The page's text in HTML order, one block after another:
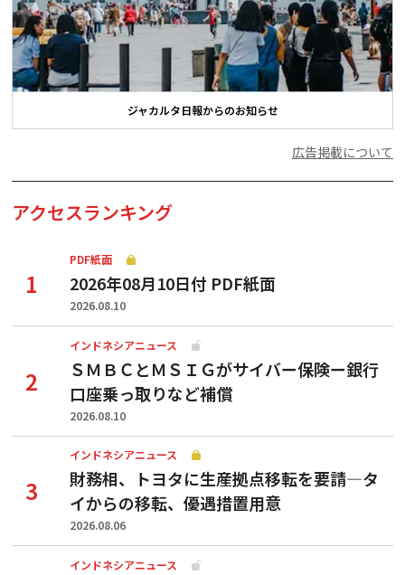
ジャカルタ日報からのお知らせ
広告掲載について
アクセスランキング
PDF紙面
2026年08月10日付 PDF紙面
2026.08.10
インドネシアニュース
ＳＭＢＣとＭＳＩＧがサイバー保険ー銀行
口座乗っ取りなど補償
2026.08.10
インドネシアニュース
財務相、トヨタに生産拠点移転を要請—タ
イからの移転、優遇措置用意
2026.08.06
インドネシアニュース